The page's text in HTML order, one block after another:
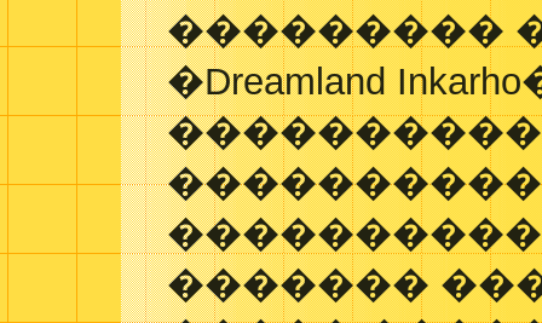
���������
�Dreamland
�������